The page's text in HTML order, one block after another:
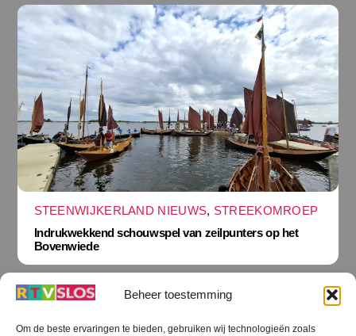
Beheer toestemming
Om de beste ervaringen te bieden, gebruiken wij technologieën zoals
STEENWIJKERLAND NIEUWS, STREEKOMROEP
Indrukwekkend schouwspel van zeilpunters op het
Bovenwiede